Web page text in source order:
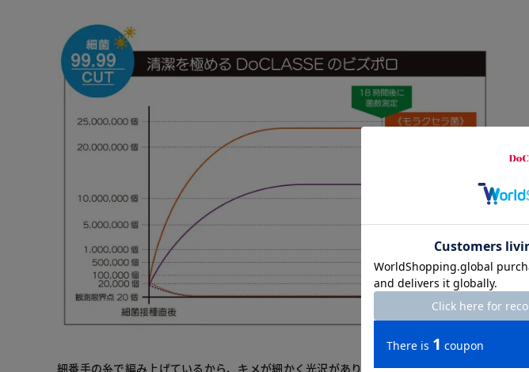
細番手の糸で編み上げているから、キメが細かく光沢があります。鹿の子独特の凹凸